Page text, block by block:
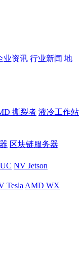
业资讯 行业新闻 地
撕裂者 液冷工作站
区块链服务器
NV Jetson
Tesla AMD WX